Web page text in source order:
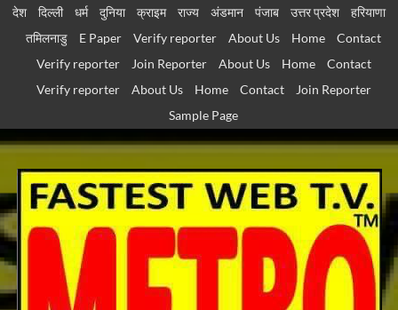
Skip
देश दिल्ली धर्म दुनिया क्राइम राज्य अंडमान पंजाब उत्तर प्रदेश
हरियाणा
तमिलनाडु
E Paper Verify reporter About Us Home
Contact
Verify reporter
Join Reporter About Us Home
Contact
Verify reporter
About Us Home Contact
Join Reporter
Sample Page